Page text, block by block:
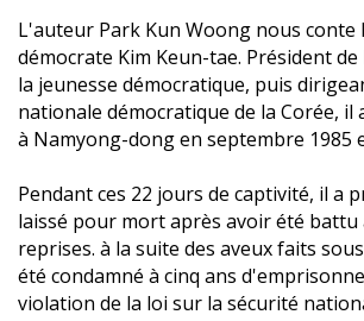
L'auteur Park Kun Woong nous conte
démocrate Kim Keun-tae. Président
la jeunesse démocratique, puis
nationale démocratique de la Corée, il
à Namyong-dong en septembre 1985
Pendant ces 22 jours de captivité, il a
laissé pour mort après avoir été battu
reprises. à la suite des aveux faits
été condamné à cinq ans
violation de la loi sur la sécurité